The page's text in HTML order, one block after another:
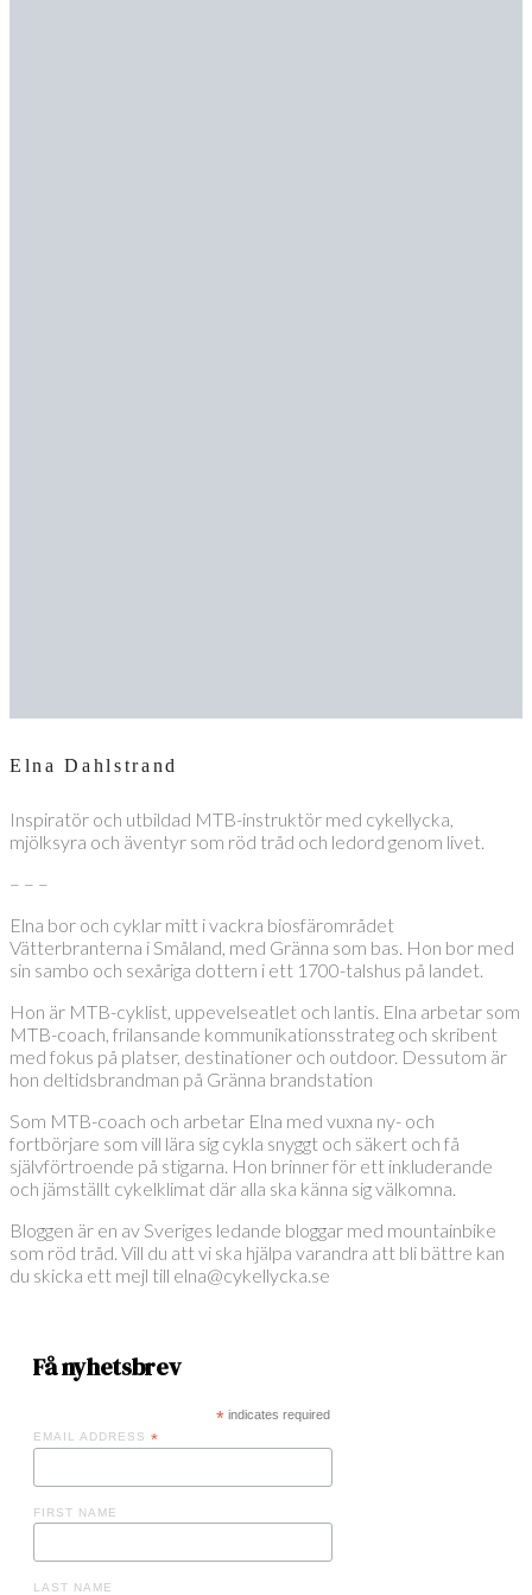
Elna Dahlstrand
Inspiratör och utbildad MTB-instruktör med cykellycka,
mjölksyra och äventyr som röd tråd och ledord genom livet.
– – –
Elna bor och cyklar mitt i vackra biosfärområdet
Vätterbranterna i Småland, med Gränna som bas. Hon bor med
sin sambo och sexåriga dottern i ett 1700-talshus på landet.
Hon är MTB-cyklist, uppevelseatlet och lantis. Elna arbetar som
MTB-coach, frilansande kommunikationsstrateg och skribent
med fokus på platser, destinationer och outdoor. Dessutom är
hon deltidsbrandman på Gränna brandstation
Som MTB-coach och arbetar Elna med vuxna ny- och
fortbörjare som vill lära sig cykla snyggt och säkert och få
självförtroende på stigarna. Hon brinner för ett inkluderande
och jämställt cykelklimat där alla ska känna sig välkomna.
Bloggen är en av Sveriges ledande bloggar med mountainbike
som röd tråd. Vill du att vi ska hjälpa varandra att bli bättre kan
du skicka ett mejl till elna@cykellycka.se
Få nyhetsbrev
*indicates required
EMAIL ADDRESS *
FIRST NAME
LAST NAME